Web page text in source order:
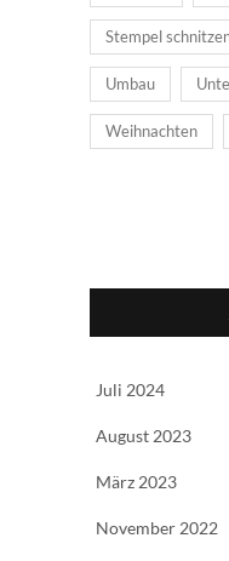
Stempel
Umbau
Weihnachten
Juli 2024
August 2023
März 2023
November 2022